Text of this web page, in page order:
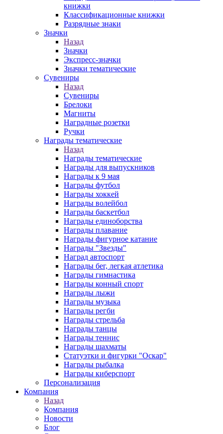
книжки
Классификационные книжки
Разрядные знаки
Значки
Назад
Значки
Экспресс-значки
Значки тематические
Сувениры
Назад
Сувениры
Брелоки
Магниты
Наградные розетки
Ручки
Награды тематические
Назад
Награды тематические
Награды для выпускников
Награды к 9 мая
Награды футбол
Награды хоккей
Награды волейбол
Награды баскетбол
Награды единоборства
Награды плавание
Награды фигурное катание
Награды "Звезды"
Наград автоспорт
Награды бег, легкая атлетика
Награды гимнастика
Награды конный спорт
Награды лыжи
Награды музыка
Награды регби
Награды стрельба
Награды танцы
Награды теннис
Награды шахматы
Статуэтки и фигурки "Оскар"
Награды рыбалка
Награды киберспорт
Персонализация
Компания
Назад
Компания
Новости
Блог